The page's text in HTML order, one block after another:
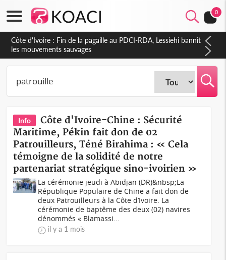
0
Côte d'Ivoire : Ouattara promet des sanctions contre les
déguerpissements illégaux
Info
Côte d'Ivoire-Chine : Sécurité
Maritime, Pékin fait don de 02
Patrouilleurs, Téné Birahima : « Cela
témoigne de la solidité de notre
partenariat stratégique sino-ivoirien »
La cérémonie jeudi à Abidjan (DR)&nbsp;La
République Populaire de Chine a fait don de
deux Patrouilleurs à la Côte d’Ivoire. La
cérémonie de baptême des deux (02) navires
dénommés « Blamassi...
il y a 1 mois